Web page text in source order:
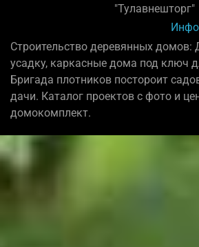
"Тулавнешторг"
Строительство деревянных
усадку, каркасные дома под ключ
Бригада плотников постороит
дачи. Каталог проектов с фото и
домокомплект.